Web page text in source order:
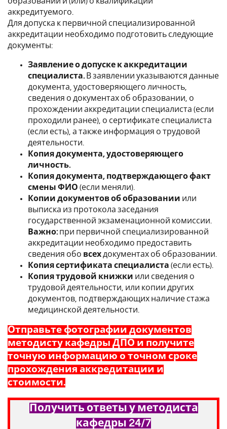
аккредитуемого.
Для допуска к первичной специализированной
аккредитации необходимо подготовить следующие
документы:
Заявление о допуске к аккредитации
специалиста. В заявлении указываются данные
документа, удостоверяющего личность,
сведения о документах об образовании, о
прохождении аккредитации специалиста (если
проходили ранее), о сертификате специалиста
(если есть), а также информация о трудовой
деятельности.
Копия документа, удостоверяющего
личность.
Копия документа, подтверждающего факт
смены ФИО (если меняли).
Копии документов об образовании или
выписка из протокола заседания
государственной экзаменационной комиссии.
Важно: при первичной специализированной
аккредитации необходимо предоставить
сведения обо всех документах об образовании.
Копия сертификата специалиста (если есть).
Копия трудовой книжки или сведения о
трудовой деятельности, или копии других
документов, подтверждающих наличие стажа
медицинской деятельности.
Отправьте фотографии документов
методисту кафедры ДПО и получите
точную информацию о точном сроке
прохождения аккредитации и
стоимости.
Получить ответы у методиста
кафедры 24/7